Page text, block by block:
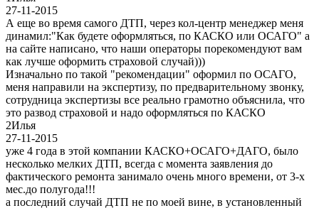
27-11-2015
А еще во время самого ДТП, через кол-центр менеджер меня
динамил:"Как будете оформляться, по КАСКО или ОСАГО" а
на сайте написано, что наши операторы порекомендуют вам
как лучше оформить страховой случай)))
Изначально по такой "рекомендации" оформил по ОСАГО,
меня направили на экспертизу, по предварительному звонку,
сотрудница экспертизы все реально грамотно объяснила, что
это развод страховой и надо оформляться по КАСКО
2Илья
27-11-2015
уже 4 года в этой компании КАСКО+ОСАГО+ДАГО, было
несколько мелких ДТП, всегда с момента заявления до
фактического ремонта занимало очень много времени, от 3-х
мес.до полугода!!!
а последний случай ДТП не по моей вине, в установленный